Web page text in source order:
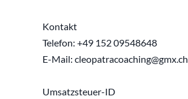
Kontakt
Telefon: +49 152 09548648
E-Mail: cleopatracoaching@gmx.ch
Umsatzsteuer-ID